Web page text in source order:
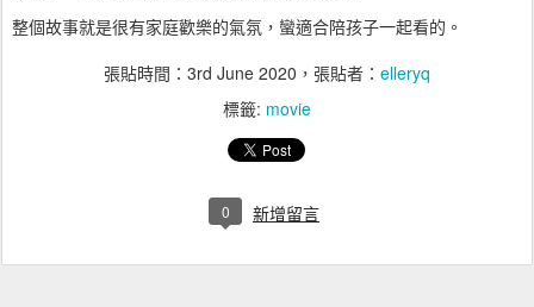
整個故事就是很有家庭歡樂的氣氛，蠻適合陪孩子一起看的。
張貼時間： 3rd June 2020 ，張貼者： elleryq
標籤: movie
0 新增留言